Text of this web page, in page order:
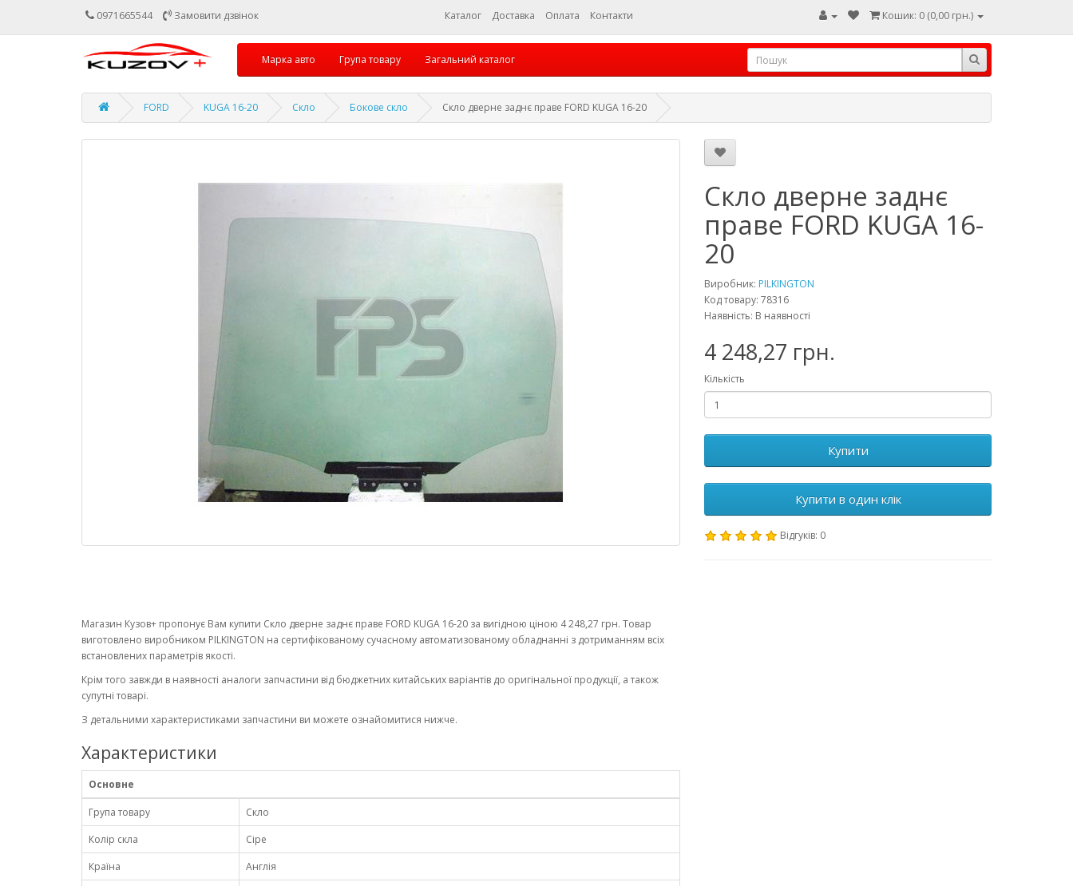
0971665544 Замовити дзвінок Каталог Доставка Оплата Контакти Кошик: 0 (0,00 грн.)
Марка авто Група товару Загальний каталог
FORD KUGA 16-20 Скло Бокове скло Скло дверне заднє праве FORD KUGA 16-20
Скло дверне заднє
праве FORD KUGA 16-
20
Виробник: PILKINGTON
Код товару: 78316
Наявність: В наявності
4 248,27 грн.
Кількість
Купити
Купити в один клік
Відгуків: 0
Магазин Кузов+ пропонує Вам купити Скло дверне заднє праве FORD KUGA 16-20 за вигідною ціною 4 248,27 грн. Товар
виготовлено виробником PILKINGTON на сертифікованому сучасному автоматизованому обладнанні з дотриманням всіх
встановлених параметрів якості.
Крім того завжди в наявності аналоги запчастини від бюджетних китайських варіантів до оригінальної продукції, а також
супутні товарі.
З детальними характеристиками запчастини ви можете ознайомитися нижче.
Характеристики
Основне
Група товару
Скло
Колір скла
Сіре
Країна
Англія